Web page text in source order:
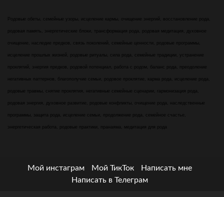
Родовые обеты, семейные узоры, исцеление кармы, очищение энергий, восстановление рода,
родовая память, энергетические блоки, трансформация рода, родовая медитация, духовное
очищение, наследие предков, связь поколений, семейные ценности, родовые программы,
исцеление прошлых жизней, родовые ритуалы, сила рода, семейные традиции, устранение
проклятий, энергия предков, родовой потенциал, работа с родом, баланс рода, преодоление
негативных паттернов, благополучие семьи, родовое проклятие, карма рода, исцеление рода,
родовые травмы, снятие проклятия, негативные семейные сценарии, гармонизация рода,
родовая энергия, духовное развитие, родовые конфликты, очищение рода, наследственные
программы, защита рода, исцеление семьи, продолжение рода, семейное счастье,
энергетическая работа, родовые практики, пранаяма, медитация для рода
Мой инстаграм Мой ТикТок
Написать мне
Написать в Телеграм